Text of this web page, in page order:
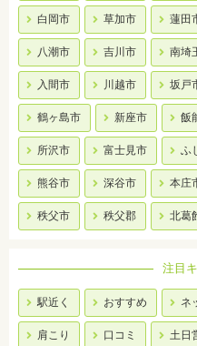
白岡市 草加市 蓮田
八潮市 吉川市 南埼
入間市 川越市 坂戸
鶴ヶ島市 新座市 飯
所沢市 富士見市 ふ
熊谷市 深谷市 本庄
秩父市 秩父郡 北葛
注目
駅近く おすすめ ネ
肩こり 口コミ 土日